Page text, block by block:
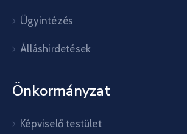
Ügyintézés
Álláshirdetések
Önkormányzat
Képviselő testület